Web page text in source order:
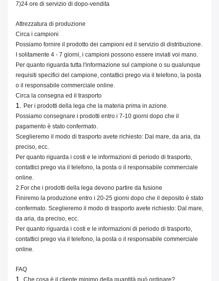
7)24 ore di servizio di dopo-vendita
Attrezzatura di produzione
Circa i campioni
Possiamo fornire il prodotto dei campioni ed il servizio di distribuzione.
I solitamente 4 - 7 giorni, i campioni possono essere inviati voi mano.
Per quanto riguarda tutta l'informazione sul campione o su qualunque
requisiti specifici del campione, contattici prego via il telefono, la posta
o il responsabile commerciale online.
Circa la consegna ed il trasporto
1. Per i prodotti della lega che la materia prima in azione.
Possiamo consegnare i prodotti entro i 7-10 giorni dopo che il
pagamento è stato confermato.
Sceglieremo il modo di trasporto avete richiesto: Dal mare, da aria, da
preciso, ecc.
Per quanto riguarda i costi e le informazioni di periodo di trasporto,
contattici prego via il telefono, la posta o il responsabile commerciale
online.
2.For che i prodotti della lega devono partire da fusione
Finiremo la produzione entro i 20-25 giorni dopo che il deposito è stato
confermato. Sceglieremo il modo di trasporto avete richiesto: Dal mare,
da aria, da preciso, ecc.
Per quanto riguarda i costi e le informazioni di periodo di trasporto,
contattici prego via il telefono, la posta o il responsabile commerciale
online.
FAQ
1.